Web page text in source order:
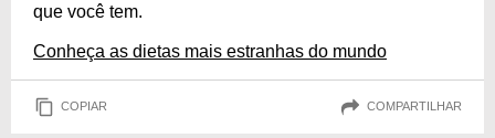
que você tem.
Conheça as dietas mais estranhas do mundo
COPIAR COMPARTILHAR